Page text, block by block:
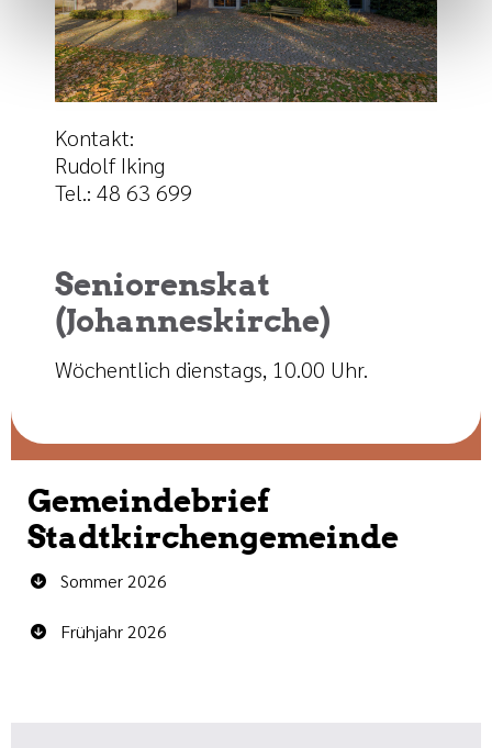
Kontakt:
Rudolf Iking
Tel.: 48 63 699
Seniorenskat
(Johanneskirche)
Wöchentlich dienstags, 10.00 Uhr.
Gemeindebrief
Stadtkirchengemeinde
Sommer 2026
Frühjahr 2026